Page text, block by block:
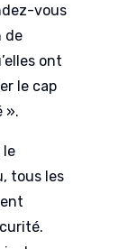
vous
de
ont
le cap
».
le
tous les